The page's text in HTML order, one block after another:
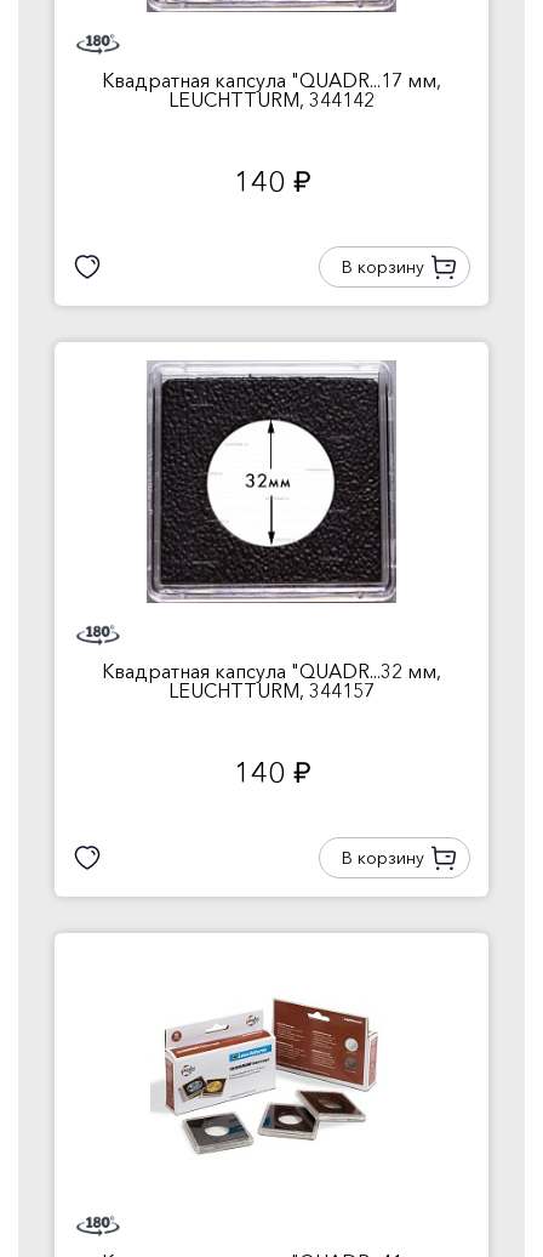
Квадратная капсула "QUADR...17 мм,
LEUCHTTURM, 344142
140 руб.
В корзину
Квадратная капсула "QUADR...32 мм,
LEUCHTTURM, 344157
140 руб.
В корзину